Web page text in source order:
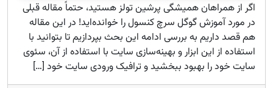
اگر از همراهان همیشگی پرشین تولز هستید، حتماً مقاله قبلی
در مورد آموزش گوگل سرچ کنسول را خوانده‌اید! در این مقاله
هم قصد داریم به بررسی ادامه این بحث بپردازیم تا بتوانید با
استفاده از این ابزار و بهینه‌سازی سایت با استفاده از آن، سئوی
سایت خود را بهبود ببخشید و ترافیک ورودی سایت خود […]